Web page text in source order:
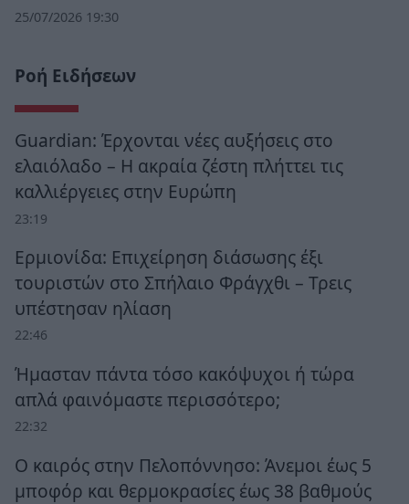
25/07/2026 19:30
Ροή Ειδήσεων
Guardian: Έρχονται νέες αυξήσεις στο
ελαιόλαδο – Η ακραία ζέστη πλήττει τις
καλλιέργειες στην Ευρώπη
23:19
Ερμιονίδα: Επιχείρηση διάσωσης έξι
τουριστών στο Σπήλαιο Φράγχθι – Τρεις
υπέστησαν ηλίαση
22:46
Ήμασταν πάντα τόσο κακόψυχοι ή τώρα
απλά φαινόμαστε περισσότερο;
22:32
Ο καιρός στην Πελοπόννησο: Άνεμοι έως 5
μποφόρ και θερμοκρασίες έως 38 βαθμούς